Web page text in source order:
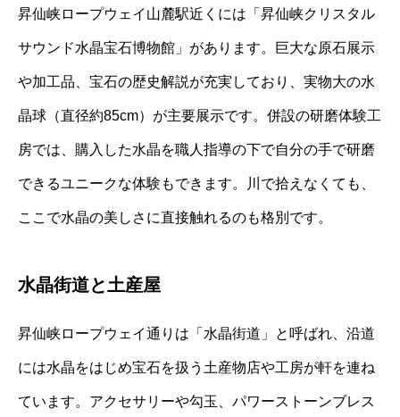
昇仙峡ロープウェイ山麓駅近くには「昇仙峡クリスタル
サウンド水晶宝石博物館」があります。巨大な原石展示
や加工品、宝石の歴史解説が充実しており、実物大の水
晶球（直径約85cm）が主要展示です。併設の研磨体験工
房では、購入した水晶を職人指導の下で自分の手で研磨
できるユニークな体験もできます。川で拾えなくても、
ここで水晶の美しさに直接触れるのも格別です。
水晶街道と土産屋
昇仙峡ロープウェイ通りは「水晶街道」と呼ばれ、沿道
には水晶をはじめ宝石を扱う土産物店や工房が軒を連ね
ています。アクセサリーや勾玉、パワーストーンブレス